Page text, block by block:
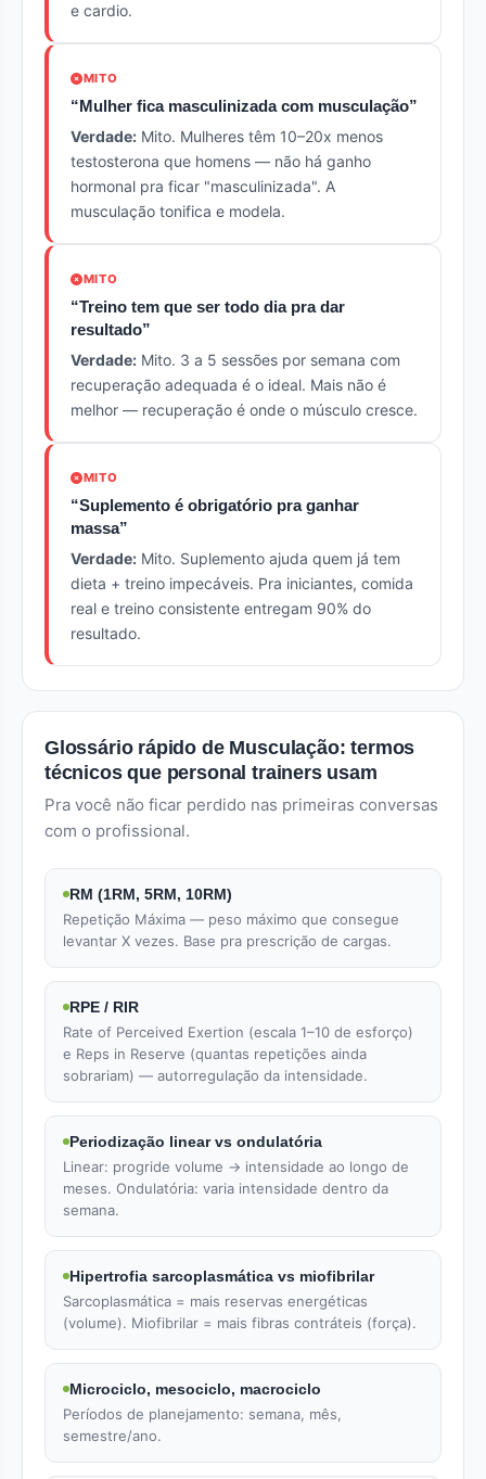
e cardio.
MITO
“Mulher fica masculinizada com musculação”
Verdade: Mito. Mulheres têm 10–20x menos
testosterona que homens — não há ganho
hormonal pra ficar "masculinizada". A
musculação tonifica e modela.
MITO
“Treino tem que ser todo dia pra dar
resultado”
Verdade: Mito. 3 a 5 sessões por semana com
recuperação adequada é o ideal. Mais não é
melhor — recuperação é onde o músculo cresce.
MITO
“Suplemento é obrigatório pra ganhar
massa”
Verdade: Mito. Suplemento ajuda quem já tem
dieta + treino impecáveis. Pra iniciantes, comida
real e treino consistente entregam 90% do
resultado.
Glossário rápido de Musculação: termos
técnicos que personal trainers usam
Pra você não ficar perdido nas primeiras conversas
com o profissional.
RM (1RM, 5RM, 10RM)
Repetição Máxima — peso máximo que consegue
levantar X vezes. Base pra prescrição de cargas.
RPE / RIR
Rate of Perceived Exertion (escala 1–10 de esforço)
e Reps in Reserve (quantas repetições ainda
sobrariam) — autorregulação da intensidade.
Periodização linear vs ondulatória
Linear: progride volume → intensidade ao longo de
meses. Ondulatória: varia intensidade dentro da
semana.
Hipertrofia sarcoplasmática vs miofibrilar
Sarcoplasmática = mais reservas energéticas
(volume). Miofibrilar = mais fibras contráteis (força).
Microciclo, mesociclo, macrociclo
Períodos de planejamento: semana, mês,
semestre/ano.